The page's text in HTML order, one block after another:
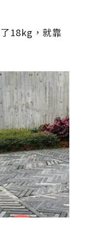
18kg，就靠